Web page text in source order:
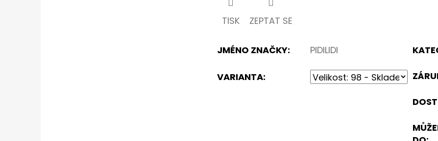
TISK ZEPTAT SE
JMÉNO ZNAČKY: PIDILIDI
VARIANTA: